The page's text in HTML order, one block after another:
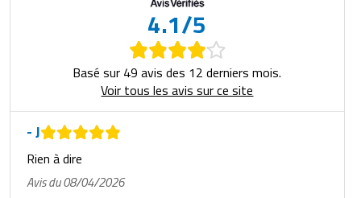
4.1/5
Basé sur 49 avis des 12 derniers mois.
Voir tous les avis sur ce site
- J
Rien à dire
Avis du 08/04/2026